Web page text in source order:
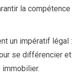
la compétence
un impératif légal :
se différencier et